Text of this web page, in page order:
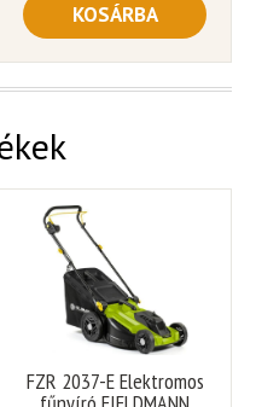
KOSÁRBA
FZR 2037-E Elektromos